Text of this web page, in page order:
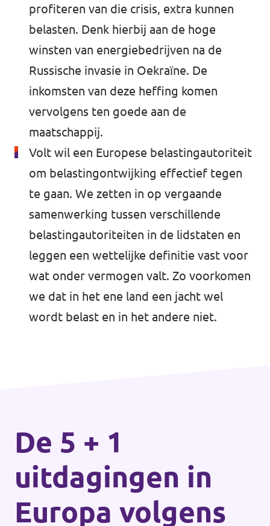
profiteren van die crisis, extra kunnen
belasten. Denk hierbij aan de hoge
winsten van energiebedrijven na de
Russische invasie in Oekraïne. De
inkomsten van deze heffing komen
vervolgens ten goede aan de
maatschappij.
Volt wil een Europese belastingautoriteit
om belastingontwijking effectief tegen
te gaan. We zetten in op vergaande
samenwerking tussen verschillende
belastingautoriteiten in de lidstaten en
leggen een wettelijke definitie vast voor
wat onder vermogen valt. Zo voorkomen
we dat in het ene land een jacht wel
wordt belast en in het andere niet.
De 5 + 1
uitdagingen in
Europa volgens